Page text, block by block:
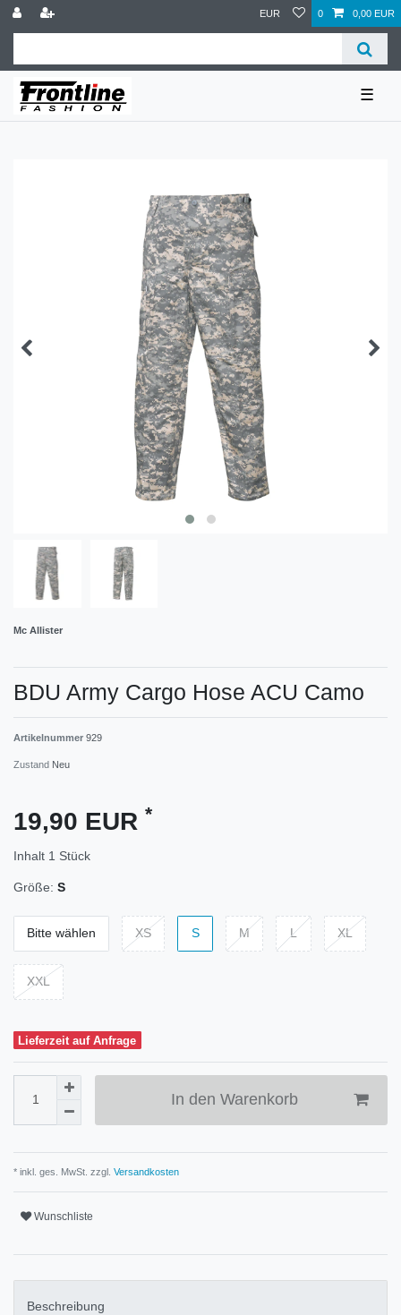
EUR 0 0,00 EUR
☰
Mc Allister
BDU Army Cargo Hose ACU Camo
Artikelnummer 929
Zustand Neu
19,90 EUR *
Inhalt 1 Stück
Größe: S
Bitte wählen XS S M L XL
XXL
Lieferzeit auf Anfrage
In den Warenkorb
* inkl. ges. MwSt. zzgl. Versandkosten
Wunschliste
Beschreibung